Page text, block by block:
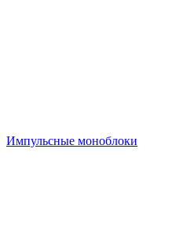
Импульсные моноблоки